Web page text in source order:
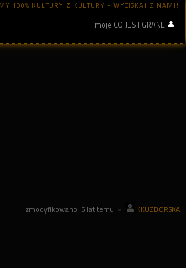
100% KULTURY Z KULTURY - WYCISKAJ Z NAMI!
moje CO JEST GRANE
zmodyfikowano 5 lat temu » KKUZBORSKA